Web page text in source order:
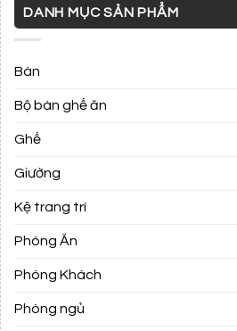
DANH MỤC SẢN PHẨM
Bàn
Bộ bàn ghế ăn
Ghế
Giường
Kệ trang trí
Phòng Ăn
Phòng Khách
Phòng ngủ